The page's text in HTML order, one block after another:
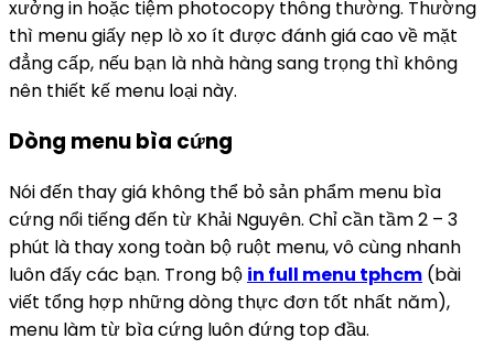
xưởng in hoặc tiệm photocopy thông thường. Thường
thì menu giấy nẹp lò xo ít được đánh giá cao về mặt
đẳng cấp, nếu bạn là nhà hàng sang trọng thì không
nên thiết kế menu loại này.
Dòng menu bìa cứng
Nói đến thay giá không thể bỏ sản phẩm menu bìa
cứng nổi tiếng đến từ Khải Nguyên. Chỉ cần tầm 2 – 3
phút là thay xong toàn bộ ruột menu, vô cùng nhanh
luôn đấy các bạn. Trong bộ in full menu tphcm (bài
viết tổng hợp những dòng thực đơn tốt nhất năm),
menu làm từ bìa cứng luôn đứng top đầu.